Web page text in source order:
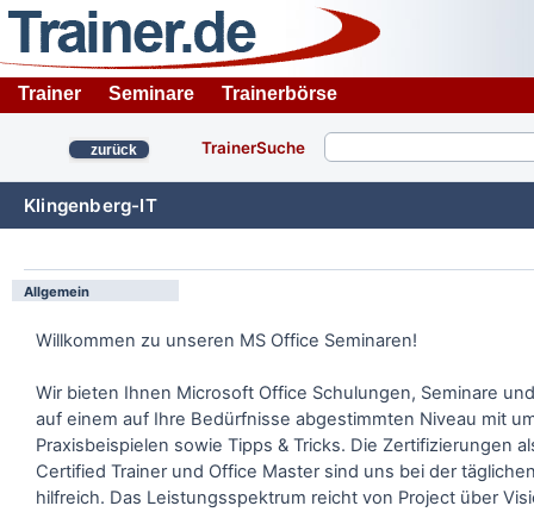
Trainer Seminare Trainerbörse
zurück TrainerSuche
Klingenberg-IT
Allgemein
Willkommen zu unseren MS Office Seminaren!
Wir bieten Ihnen Microsoft Office Schulungen, Seminare
auf einem auf Ihre Bedürfnisse abgestimmten Niveau mit
Praxisbeispielen sowie Tipps & Tricks. Die Zertifizierungen
Certified Trainer und Office Master sind uns bei der
hilfreich. Das Leistungsspektrum reicht von Project über